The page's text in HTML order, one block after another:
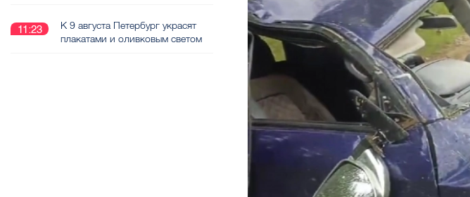
11:23
К 9 августа Петербург украсят
плакатами и оливковым светом